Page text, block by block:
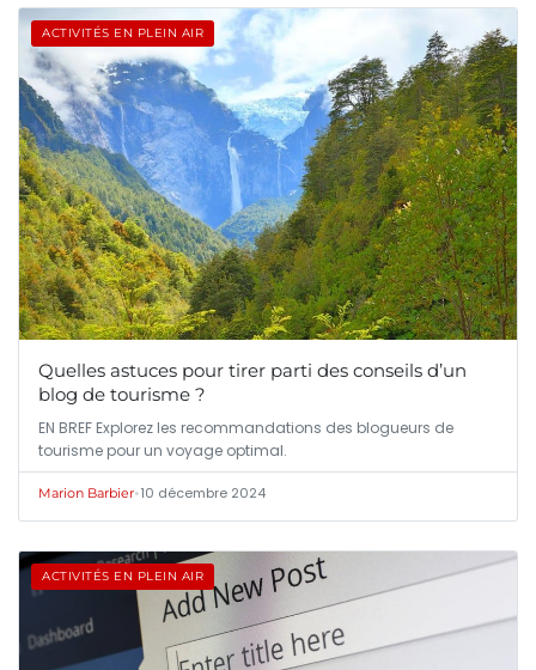
ACTIVITÉS EN PLEIN AIR
Quelles astuces pour tirer parti des conseils d’un
blog de tourisme ?
EN BREF Explorez les recommandations des blogueurs de
tourisme pour un voyage optimal.
Marion Barbier•10 décembre 2024
ACTIVITÉS EN PLEIN AIR